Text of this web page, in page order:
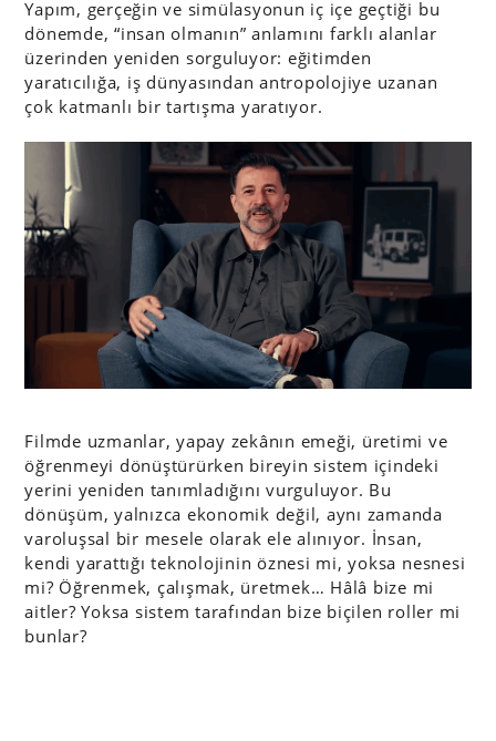
Yapım, gerçeğin ve simülasyonun iç içe geçtiği bu
dönemde, “insan olmanın” anlamını farklı alanlar
üzerinden yeniden sorguluyor: eğitimden
yaratıcılığa, iş dünyasından antropolojiye uzanan
çok katmanlı bir tartışma yaratıyor.
Filmde uzmanlar, yapay zekânın emeği, üretimi ve
öğrenmeyi dönüştürürken bireyin sistem içindeki
yerini yeniden tanımladığını vurguluyor. Bu
dönüşüm, yalnızca ekonomik değil, aynı zamanda
varoluşsal bir mesele olarak ele alınıyor. İnsan,
kendi yarattığı teknolojinin öznesi mi, yoksa nesnesi
mi? Öğrenmek, çalışmak, üretmek… Hâlâ bize mi
aitler? Yoksa sistem tarafından bize biçilen roller mi
bunlar?